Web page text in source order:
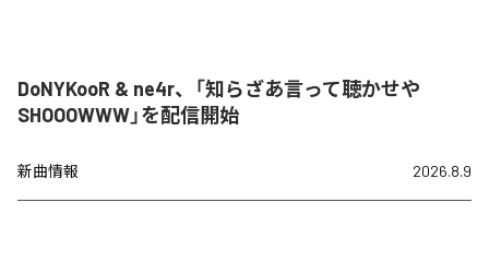
DoNYKooR & ne4r、「知らざあ言って聴かせや
SHOOOWWW」を配信開始
新曲情報 2026.8.9